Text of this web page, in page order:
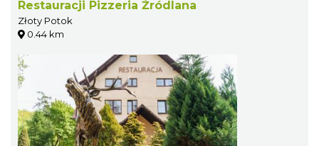
Restauracji Pizzeria Źródlana
Złoty Potok
0.44 km